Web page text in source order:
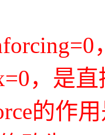
，是
的作